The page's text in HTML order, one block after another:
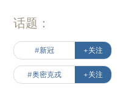
话题：
#新冠 +关注
#奥密克戎 +关注